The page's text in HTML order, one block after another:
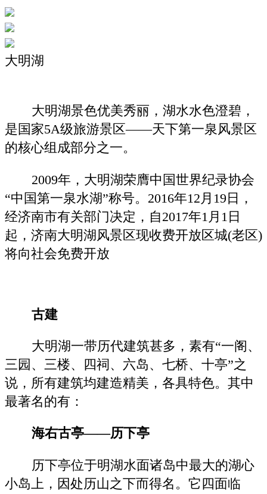
大明湖
大明湖景色优美秀丽，湖水水色澄碧，
是国家5A级旅游景区——天下第一泉风景区
的核心组成部分之一。
2009年，大明湖荣膺中国世界纪录协会
“中国第一泉水湖”称号。2016年12月19日，
经济南市有关部门决定，自2017年1月1日
起，济南大明湖风景区现收费开放区城(老区)
将向社会免费开放
古建
大明湖一带历代建筑甚多，素有“一阁、
三园、三楼、四祠、六岛、七桥、十亭”之
说，所有建筑均建造精美，各具特色。其中
最著名的有：
海右古亭——历下亭
历下亭位于明湖水面诸岛中最大的湖心
小岛上，因处历山之下而得名。它四面临